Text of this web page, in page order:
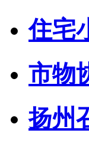
住宅
市物
扬州